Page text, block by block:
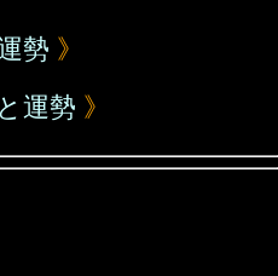
勢 》
運勢 》